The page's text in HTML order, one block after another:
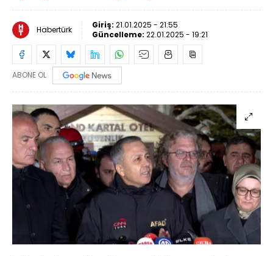
Habertürk Giriş: 21.01.2025 - 21:55
Güncelleme: 22.01.2025 - 19:21
ABONE OL